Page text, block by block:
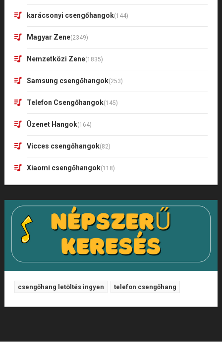
karácsonyi csengőhangok(144)
Magyar Zene(2349)
Nemzetközi Zene(1835)
Samsung csengőhangok(253)
Telefon Csengőhangok(145)
Üzenet Hangok(164)
Vicces csengőhangok(82)
Xiaomi csengőhangok(118)
csengőhang letöltés ingyen telefon csengőhang